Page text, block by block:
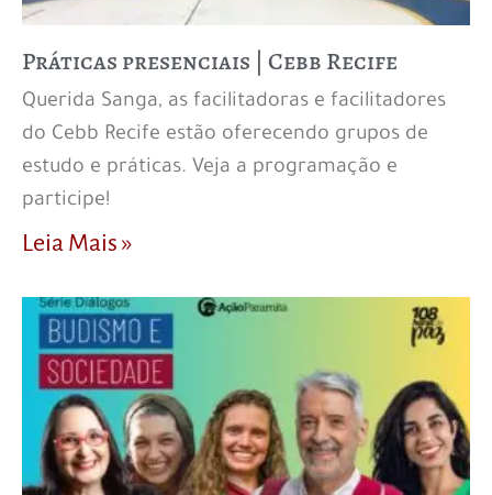
Práticas presenciais | Cebb Recife
Querida Sanga, as facilitadoras e facilitadores
do Cebb Recife estão oferecendo grupos de
estudo e práticas. Veja a programação e
participe!
Leia Mais »